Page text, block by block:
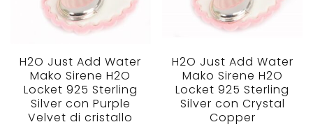
H2O Just Add Water
Mako Sirene H2O
Locket 925 Sterling
Silver con Purple
Velvet di cristallo
H2O Just Add Water
Mako Sirene H2O
Locket 925 Sterling
Silver con Crystal
Copper